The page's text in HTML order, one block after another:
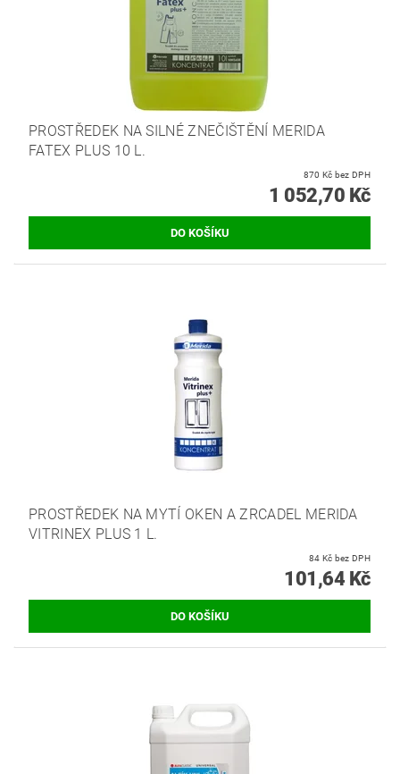
PROSTŘEDEK NA SILNÉ ZNEČIŠTĚNÍ MERIDA
FATEX PLUS 10 L.
870 Kč bez DPH
1 052,70 Kč
PROSTŘEDEK NA MYTÍ OKEN A ZRCADEL MERIDA
VITRINEX PLUS 1 L.
84 Kč bez DPH
101,64 Kč